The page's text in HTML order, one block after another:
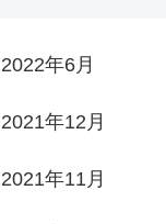
2022年6月
2021年12月
2021年11月